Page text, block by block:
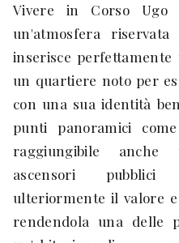
Vivere in Corso Ugo
un'atmosfera
inserisce
un quartiere noto per
con una sua identità
punti panoramici
raggiungibile
ascensori pubblici
ulteriormente il valore
rendendola una delle